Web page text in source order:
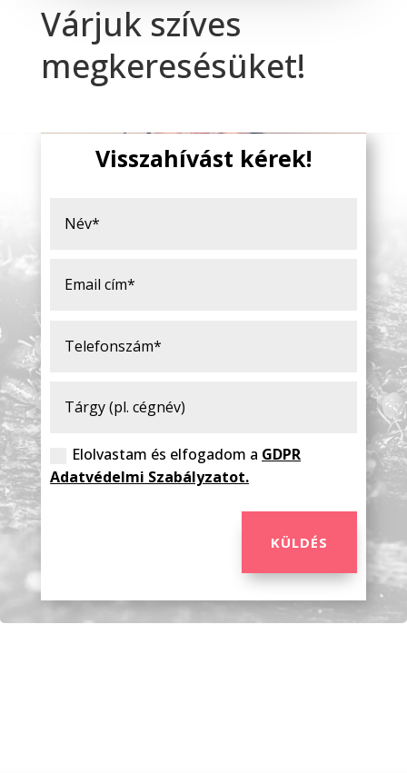
Várjuk szíves
megkeresésüket!
Visszahívást kérek!
Elolvastam és elfogadom a GDPR
Adatvédelmi Szabályzatot.
KÜLDÉS